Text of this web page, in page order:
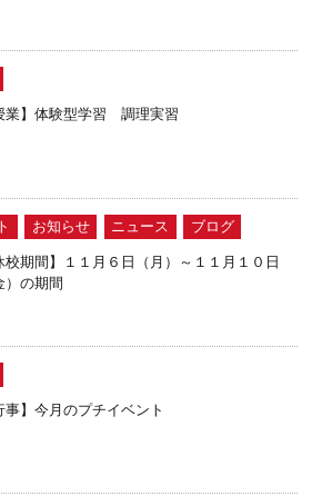
業】体験型学習 調理実習
お知らせ ニュース ブログ
校期間】１１月６日（月）～１１月１０日
）の期間
事】今月のプチイベント